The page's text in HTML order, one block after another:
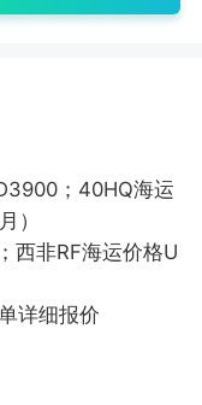
；40HQ海运
）
西非RF海运价格U
详细报价